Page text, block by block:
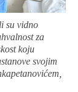
su vidno
za
koju
svojim